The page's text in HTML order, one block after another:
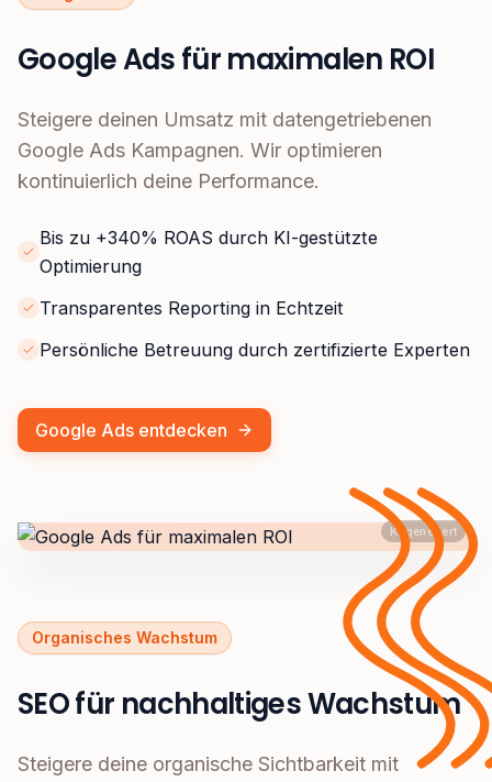
Google Ads für maximalen ROI
Steigere deinen Umsatz mit datengetriebenen
Google Ads Kampagnen. Wir optimieren
kontinuierlich deine Performance.
Bis zu +340% ROAS durch KI-gestützte
Optimierung
Transparentes Reporting in Echtzeit
Persönliche Betreuung durch zertifizierte Experten
Google Ads entdecken
KI generiert
Organisches Wachstum
SEO für nachhaltiges Wachstum
Steigere deine organische Sichtbarkeit mit